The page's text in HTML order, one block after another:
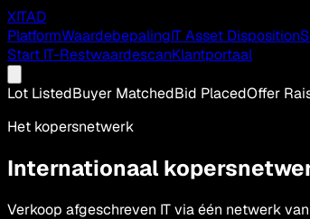
XITAD
PlatformWaardebepalingIT Asset Disposition
Start IT-RestwaardescanKlantportaal
Lot ListedBuyer MatchedBid PlacedOffer
Het kopersnetwerk
Internationaal
Verkoop afgeschreven IT via één netwerk